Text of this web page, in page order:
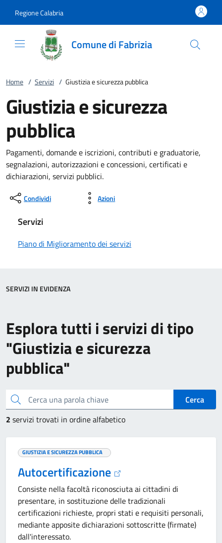
Regione Calabria
Comune di Fabrizia
Home / Servizi / Giustizia e sicurezza pubblica
Giustizia e sicurezza
pubblica
Pagamenti, domande e iscrizioni, contributi e graduatorie,
segnalazioni, autorizzazioni e concessioni, certificati e
dichiarazioni, servizi pubblici.
Condividi Azioni
Servizi
Piano di Miglioramento dei servizi
Esplora tutti i servizi di tipo
"Giustizia e sicurezza
pubblica"
Cerca una parola chiave
Cerca
2 servizi trovati in ordine alfabetico
GIUSTIZIA E SICUREZZA PUBBLICA
Autocertificazione
Consiste nella facoltà riconosciuta ai cittadini di
presentare, in sostituzione delle tradizionali
certificazioni richieste, propri stati e requisiti personali,
mediante apposite dichiarazioni sottoscritte (firmate)
dall'interessato.
SERVIZI IN EVIDENZA